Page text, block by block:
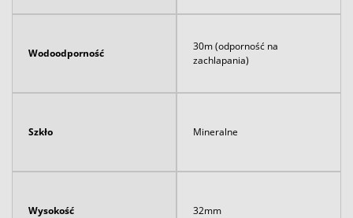
Wodoodporność
30m (odporność na
zachlapania)
Szkło Mineralne
Wysokość 32mm